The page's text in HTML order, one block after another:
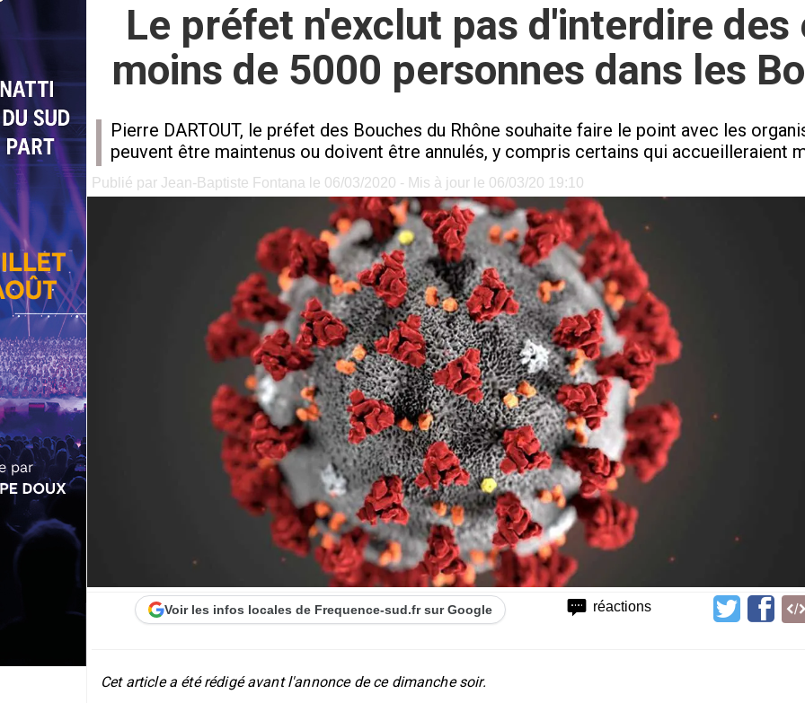
Le préfet n'exclut pas d'interdire des
moins de 5000 personnes dans les
Pierre DARTOUT, le préfet des Bouches du Rhône souhaite faire le point avec les
peuvent être maintenus ou doivent être annulés, y compris certains qui accueilleraient
Publié par Jean-Baptiste Fontana le 06/03/2020 - Mis à jour le 06/03/20 19:10
réactions
Voir les infos locales de Frequence-sud.fr sur Google
Cet article a été rédigé avant l'annonce de ce dimanche soir.